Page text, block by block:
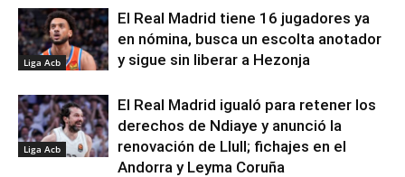
Liga Acb
El Real Madrid tiene 16 jugadores ya
en nómina, busca un escolta anotador
y sigue sin liberar a Hezonja
Liga Acb
El Real Madrid igualó para retener los
derechos de Ndiaye y anunció la
renovación de Llull; fichajes en el
Andorra y Leyma Coruña